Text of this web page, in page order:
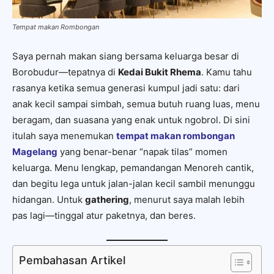
Tempat makan Rombongan
Saya pernah makan siang bersama keluarga besar di
Borobudur—tepatnya di Kedai Bukit Rhema. Kamu tahu
rasanya ketika semua generasi kumpul jadi satu: dari
anak kecil sampai simbah, semua butuh ruang luas, menu
beragam, dan suasana yang enak untuk ngobrol. Di sini
itulah saya menemukan tempat makan rombongan
Magelang yang benar-benar “napak tilas” momen
keluarga. Menu lengkap, pemandangan Menoreh cantik,
dan begitu lega untuk jalan-jalan kecil sambil menunggu
hidangan. Untuk gathering, menurut saya malah lebih
pas lagi—tinggal atur paketnya, dan beres.
Pembahasan Artikel